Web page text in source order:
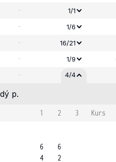
-
1/1
-
1/6
-
16/21
- 1/9
- 4/4
p.
1 2 3
Kurs
6
4
6
2